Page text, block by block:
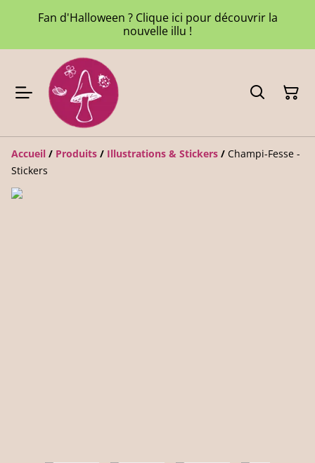
Fan d'Halloween ? Clique ici pour découvrir la
nouvelle illu !
Accueil / Produits / Illustrations & Stickers / Champi-Fesse -
Stickers